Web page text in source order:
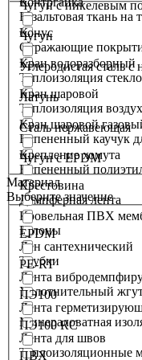
Базальтовая ткань на
Отражающие
Теплоизоляция
Теплоизоляция
Вспененный каучук
Вспененный
Демпферная лента
Рулоны
Трубки
Уплотнительный
Минераловатная
Теплоизоляционные
Конус
Кран водоразборный
Кран шаровой
Кран шаровой
Крепление хомута
Крестовина
Кровельная ПВХ
Лен сантехнический
Лента
Лента
Лента для швов
Чугун с никелевым
Чугун
Углеродистая сталь
Латунь
Сталь нержавеющая
Чугун с EPDM
Материал
Выберите значение
EPDM
PE-RT
ПЭ100
ПЭ100 RC
ПВХ